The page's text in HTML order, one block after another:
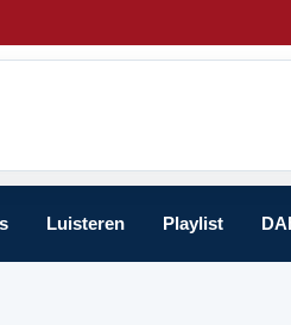
Luisteren Playlist